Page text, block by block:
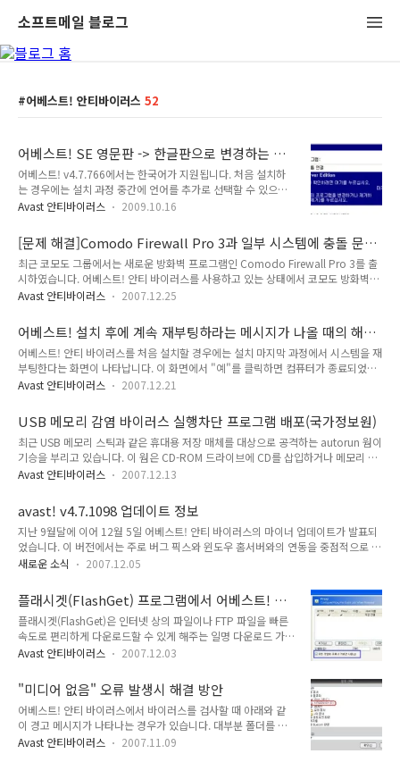
소프트메일 블로그
어베스트! 안티바이러스 52
어베스트! SE 영문판 -> 한글판으로 변경하는 방
법 소개
어베스트! v4.7.766에서는 한국어가 지원됩니다. 처음 설치하
는 경우에는 설치 과정 중간에 언어를 추가로 선택할 수 있으므
로 이를 이용하면 됩니다. 그리고, 이미 어베스트!를 설치하여 사
사용하실 수 있습니다. 영문 버전이 이미 설치되어 있다는 가정
하에 설명드립니다. 1. 먼저 어베스트! SE를 업데이트합니다. 바
탕화면의 시스템 트레이에 있는 @자 모양의 아이콘을 마우스
오른쪽 버튼으로 클릭하고, Updating을 선택하고, Program
Update를 선택합니다. 업데이트 과정이 완료되면 재부팅합니
니다. 3. 프로그램 추가/제거 대화상자에서, 왼쪽에서 프로그램
변경 또는..
Avast 안티바이러스 2009.10.16
[문제 해결]Comodo Firewall Pro 3과 일부 시스템에 충돌 문
제 보고 안내
최근 코모도 그룹에서는 새로운 방화벽 프로그램인 Comodo Firewall Pro 3를 출
시하였습니다. 어베스트! 안티 바이러스를 사용하고 있는 상태에서 코모도 방화벽을
설치하고 재부팅을 할 때에, 무한 기다림 또는 오래 기다린 후에 부팅이 되는 현상이
가 동일한 부분을 액세스하여 발생하는 것으로 보이지만 현재 정확히 밝혀진 바는 없
습니다. 운영체제는 윈도우 XP, 비스타에서 모두 발생하는 것으로 보이지만, 일부 시
스템에서만 이러한 현상이 나타난다는 점을 주의하시기 바랍니다. 그리고, 현재 패치
등이 정식적으로 발표되지 않았으므로 새로 설치하시는 분은 주의하시기 바랍니다.
감사합니다. 출처: http://forums.com..
Avast 안티바이러스 2007.12.25
어베스트! 설치 후에 계속 재부팅하라는 메시지가 나올 때의 해
결방법 소개
어베스트! 안티 바이러스를 처음 설치할 경우에는 설치 마지막 과정에서 시스템을 재
부팅한다는 화면이 나타납니다. 이 화면에서 "예"를 클릭하면 컴퓨터가 종료되었다
가 다시 켜지게 됩니다. 하지만, 드문 경우이지만, 일부 시스템에서는 재부팅한 이후
현상이 발생하는 경우는 다음과 같습니다. 어베스트!를 처음 설치한 이후어베스트!
를 설치하기 전에 다른 안티바이러스 제품이 있는 상태에서 설치하는 경우어베스트!
를 최신 프로그램으로 업데이트한 이후이러한 상황일 경우에는 다음의 과정을 통해
해결할 수 있습니다. 1. 설치 로그 분석 - 어베스트!를 처음 설치하는 동안에는
setup.log(C:\Program Files\Alwil Softwa..
Avast 안티바이러스 2007.12.21
USB 메모리 감염 바이러스 실행차단 프로그램 배포(국가정보원)
최근 USB 메모리 스틱과 같은 휴대용 저장 매체를 대상으로 공격하는 autorun 웜이
기승을 부리고 있습니다. 이 웜은 CD-ROM 드라이브에 CD를 삽입하거나 메모리 스
틱을 USB 포트에 끼우는 순간 자동으로 실행되는 기능 즉 자동 실행 기능을 이용하
경우에는 웜을 삭제(또는 치료, 안전지대로 이동)한 후에도 재부팅을 하면 다시 생기
는 놀라울만한 생명력을 보여 주고 있습니다. 국가 정보원에서는 이러한 문제점을 해
결하는 원천적인 방법으로 '자동 실행'기능을 끄는 프로그램을 배포하고 있어 이를
소개합니다. 제목 USB메모리 감염 바이러스 실행차단 프로그램 배포 출처: 국가정보
원 http://www.ncsc.go.kr 내..
Avast 안티바이러스 2007.12.13
avast! v4.7.1098 업데이트 정보
지난 9월달에 이어 12월 5일 어베스트! 안티 바이러스의 마이너 업데이트가 발표되
었습니다. 이 버전에서는 주로 버그 픽스와 윈도우 홈서버와의 연동을 중점적으로 다
루고 있습니다. 자세한 사항은 다음과 같습니다. 홈 / 프로페셔널 에디션 TAR 압축
다양한 압축 프로그램의 성능 향상 - winexec, install, CAB, NTFS 스트림 부팅 검사
에서 USB 키보드 지원 웹 방어 프로바이더 - 호환성 향상 인터넷 메일 프로바이더 -
윈도우 비스타와의 호환성 향상 부팅 검사에서 CAB 압축 파일 지원 손상된 RAR 압
축 파일을 처리하는 기능 향상 모질라 썬더버드에서 발생하던 메일 보호 마법사 버그
수..
새로운 소식 2007.12.05
플래시겟(FlashGet) 프로그램에서 어베스트! 감
시 및 진단 기능 사용하는 방법
플래시겟(FlashGet)은 인터넷 상의 파일이나 FTP 파일을 빠른
속도로 편리하게 다운로드할 수 있게 해주는 일명 다운로드 가속
기(download Accelerator) 프로그램입니다. 이러한 프로그램
러한 부분 때문에 어베스트! 안티 바이러스의 웹 방어 프로바이
더에서 다운로드하는 파일에 대한 실시간 진단 기능이 제대로 동
작하지 않게 되는 원인이 됩니다. 따라서, 플래시겟에서 웹 방어
프로바이더가 동작하게 하는 방법을 간략히 소개합니다. 1. 인터
넷 브라우저에서 웹 방어 프로바이더를 프록시로 동작하도록 설
Avast 안티바이러스 2007.12.03
"미디어 없음" 오류 발생시 해결 방안
어베스트! 안티 바이러스에서 바이러스를 검사할 때 아래와 같
이 경고 메시지가 나타나는 경우가 있습니다. 대부분 폴더를 검
사할 때에 내 컴퓨터를 체크해서 발생하는 것입니다. 아래 그림
Avast 안티바이러스 2007.11.09